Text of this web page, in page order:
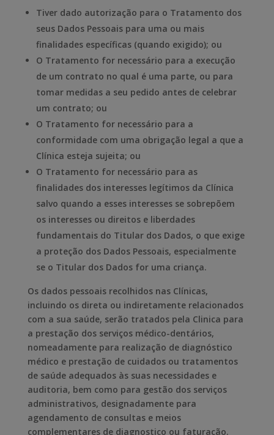
Tiver dado autorização para o Tratamento dos
seus Dados Pessoais para uma ou mais
finalidades específicas (quando exigido); ou
O Tratamento for necessário para a execução
de um contrato no qual é uma parte, ou para
tomar medidas a seu pedido antes de celebrar
um contrato; ou
O Tratamento for necessário para a
conformidade com uma obrigação legal a que a
Clínica esteja sujeita; ou
O Tratamento for necessário para as
finalidades dos interesses legítimos da Clínica
salvo quando a esses interesses se sobrepõem
os interesses ou direitos e liberdades
fundamentais do Titular dos Dados, o que exige
a proteção dos Dados Pessoais, especialmente
se o Titular dos Dados for uma criança.
Os dados pessoais recolhidos nas Clínicas,
incluindo os direta ou indiretamente relacionados
com a sua saúde, serão tratados pela Clinica para
a prestação dos serviços médico-dentários,
nomeadamente para realização de diagnóstico
médico e prestação de cuidados ou tratamentos
de saúde adequados às suas necessidades e
auditoria, bem como para gestão dos serviços
administrativos, designadamente para
agendamento de consultas e meios
complementares de diagnostico ou faturação.